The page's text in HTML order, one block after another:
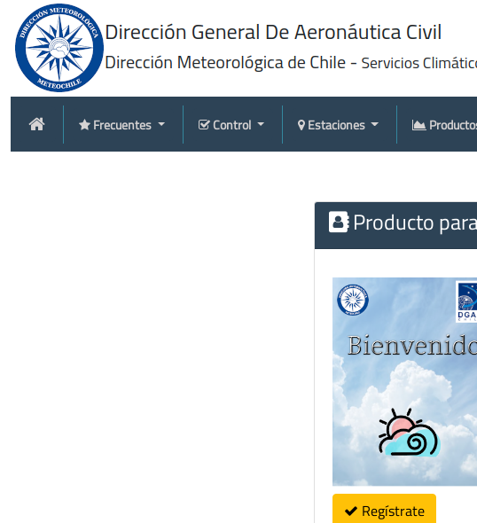
Frecuentes Control Estaciones
Producto
Regístrate